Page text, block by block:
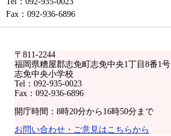
〒811-2244
福岡県糟屋郡志免町志免中央1丁目8番1号
志免中央小学校
Tel：092-935-0023
Fax：092-936-6896
開庁時間：8時20分から16時50分まで
お問い合わせ・ご意見はこちらから
Fax：092-936-6896